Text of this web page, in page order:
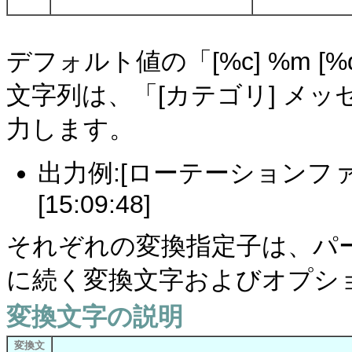
デフォルト値の「[%c] %m
文字列は、「[カテゴリ] メッ
力します。
出力例:[ローテーションフ
[15:09:48]
それぞれの変換指定子は、
に続く変換文字およびオプ
変換文字の説明
変換文